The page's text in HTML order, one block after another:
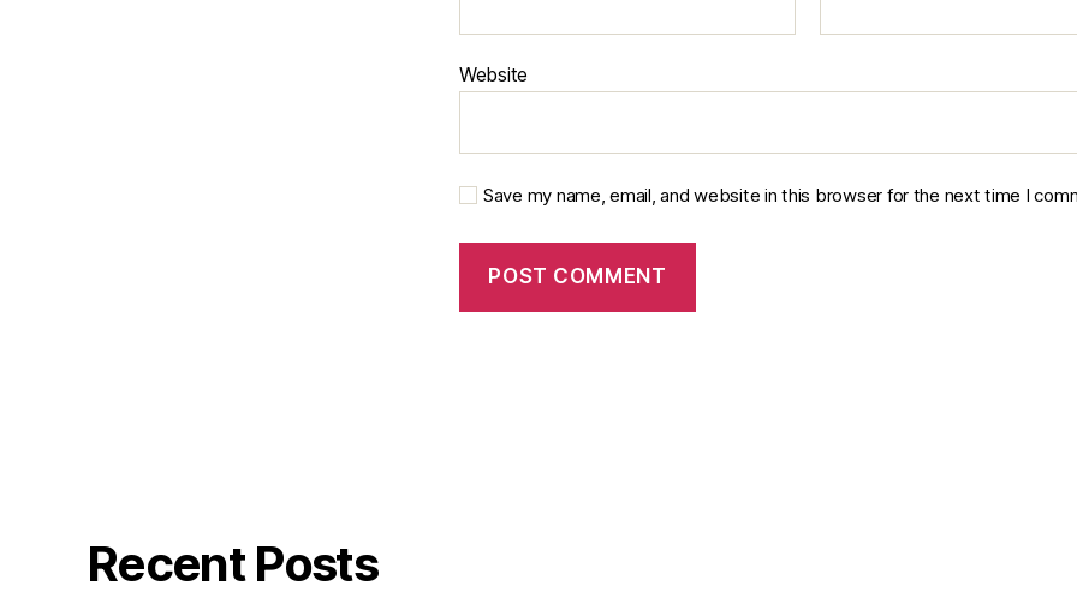
Website
Save my name, email, and website in this browser for the next time I
Recent Posts